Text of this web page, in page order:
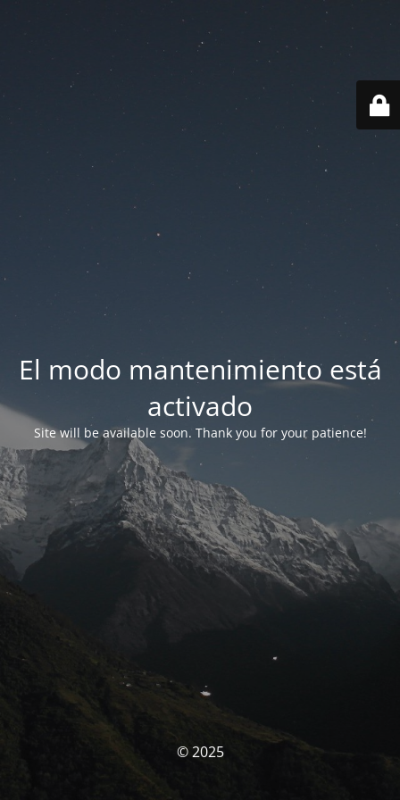
El modo mantenimiento está
activado
Site will be available soon. Thank you for your patience!
© 2025